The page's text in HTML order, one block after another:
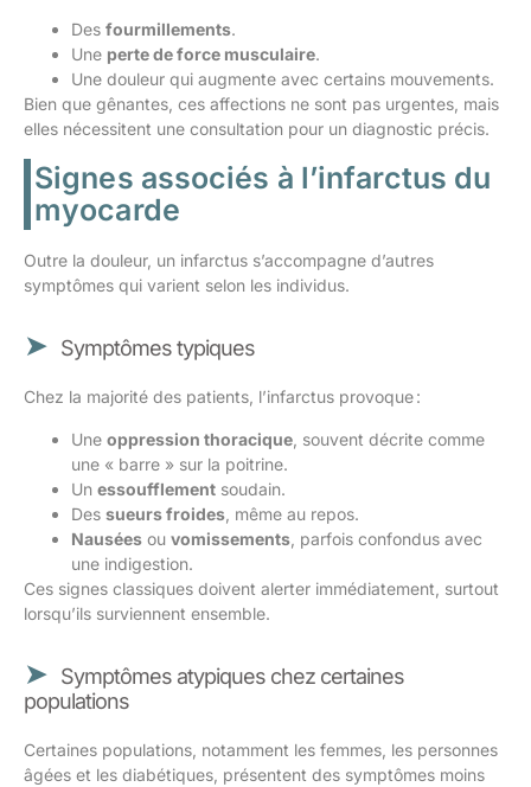
Des fourmillements.
Une perte de force musculaire.
Une douleur qui augmente avec certains mouvements.
Bien que gênantes, ces affections ne sont pas urgentes, mais
elles nécessitent une consultation pour un diagnostic précis.
Signes associés à l’infarctus du
myocarde
Outre la douleur, un infarctus s’accompagne d’autres
symptômes qui varient selon les individus.
Symptômes typiques
Chez la majorité des patients, l’infarctus provoque :
Une oppression thoracique , souvent décrite comme
une « barre » sur la poitrine.
Un essoufflement soudain.
Des sueurs froides , même au repos.
Nausées ou vomissements , parfois confondus avec
une indigestion.
Ces signes classiques doivent alerter immédiatement, surtout
lorsqu’ils surviennent ensemble.
Symptômes atypiques chez certaines
populations
Certaines populations, notamment les femmes, les personnes
âgées et les diabétiques, présentent des symptômes moins